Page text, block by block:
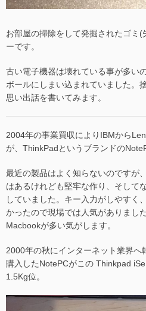
お部屋の掃除をして発掘されたゴミ
ーです。
古い電子機器は壊れている事が多い
ボールにしまい込まれていました。
思い出話を書いてみます。
2004年の事業買収によりIBMから
が、ThinkPadというブランドの
最近の製品はよく知らないのですが
はあるけれども堅牢な作り、そして
していました。キー入力がしやすく
かったので現場では人気がありまし
Macbookが多い気がします。
2000年の秋にインターネット業界へ
購入したNotePCがこの Thinkpad
1.5Kg位。